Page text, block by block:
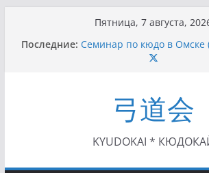
содержимому
Пятница, 7 августа,
Последние: Семинар по кюдо в Омске
Чемпионат Росcии,
II Кубок Посла Японии в
Орёл (25.07.2021)
I этап Кубка Московской
Сейдокан II (27.06.2021)
弓道会
KYUDOKAI *